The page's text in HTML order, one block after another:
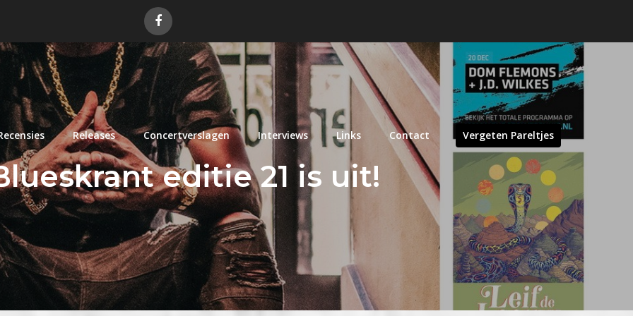
Releases Concertverslagen Interviews Links Contact Vergeten Pareltjes
editie 21 is uit!